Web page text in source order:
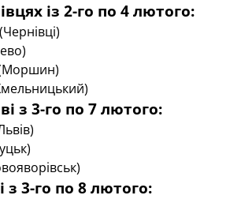
із 2-го по 4 лютого:
з 3-го по 7 лютого:
з 3-го по 8 лютого: